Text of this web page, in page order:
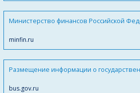
Министерство финансов Российской
minfin.ru
Размещение информации о
bus.gov.ru